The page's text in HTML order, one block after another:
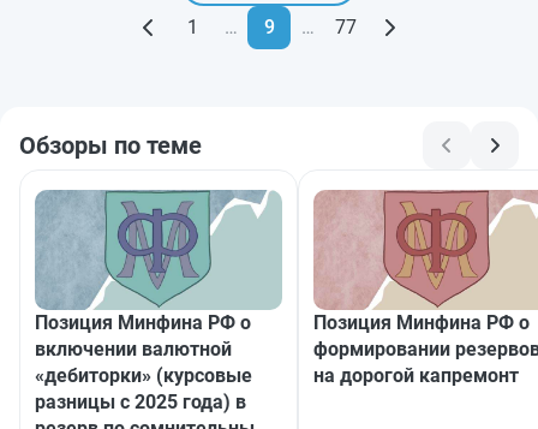
1 … 9 … 77
Обзоры по теме
Позиция Минфина РФ о
включении валютной
«дебиторки» (курсовые
разницы с 2025 года) в
Позиция Минфина РФ о
формировании
на дорогой капремонт